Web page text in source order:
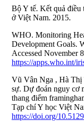
Bộ Y tế. Kết quả điều
ở Việt Nam. 2015.
WHO. Monitoring
Development Goals.
Accessed November
https://apps.who.int/
Vũ Vân Nga , Hà
sự. Dự đoán nguy cơ
thang điểm
Tạp chí Y học Việt
https://doi.org/